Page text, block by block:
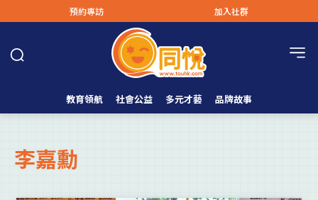
預約專訪 加入社群
教育領航 社會公益 多元才藝 品牌故事
李嘉勳